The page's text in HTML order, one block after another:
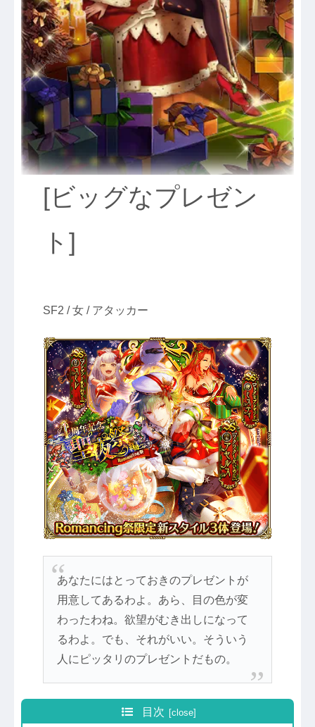
[ビッグなプレゼン
ト]
SF2 / 女 / アタッカー
あなたにはとっておきのプレゼントが
用意してあるわよ。あら、目の色が変
わったわね。欲望がむき出しになって
るわよ。でも、それがいい。そういう
人にピッタリのプレゼントだもの。
目次